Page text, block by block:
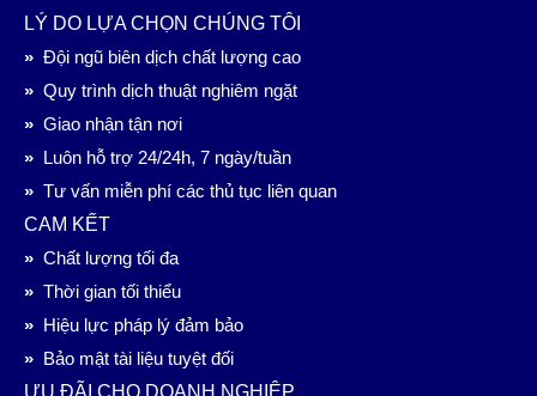
LÝ DO LỰA CHỌN CHÚNG TÔI
» Đội ngũ biên dịch chất lượng cao
» Quy trình dịch thuật nghiêm ngặt
» Giao nhận tận nơi
» Luôn hỗ trợ 24/24h, 7 ngày/tuần
» Tư vấn miễn phí các thủ tục liên quan
CAM KẾT
» Chất lượng tối đa
» Thời gian tối thiểu
» Hiệu lực pháp lý đảm bảo
» Bảo mật tài liệu tuyệt đối